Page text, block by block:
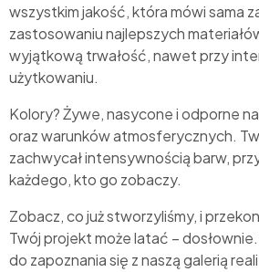
wszystkim jakość, która mówi sama
zastosowaniu najlepszych
wyjątkową trwałość, nawet przy
użytkowaniu.
Kolory? Żywe, nasycone i odporne
oraz warunków atmosferycznych.
zachwycał intensywnością barw,
każdego, kto go zobaczy.
Zobacz, co już stworzyliśmy, i
Twój projekt może latać –
do zapoznania się z naszą galerią